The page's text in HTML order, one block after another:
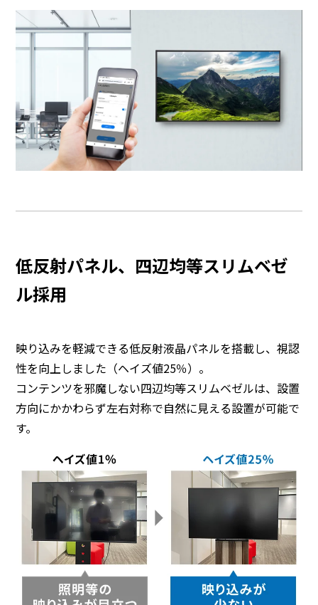
低反射パネル、四辺均等スリムベゼ
ル採用
映り込みを軽減できる低反射液晶パネルを搭載し、視認
性を向上しました（ヘイズ値25％）。
コンテンツを邪魔しない四辺均等スリムベゼルは、設置
方向にかかわらず左右対称で自然に見える設置が可能で
す。